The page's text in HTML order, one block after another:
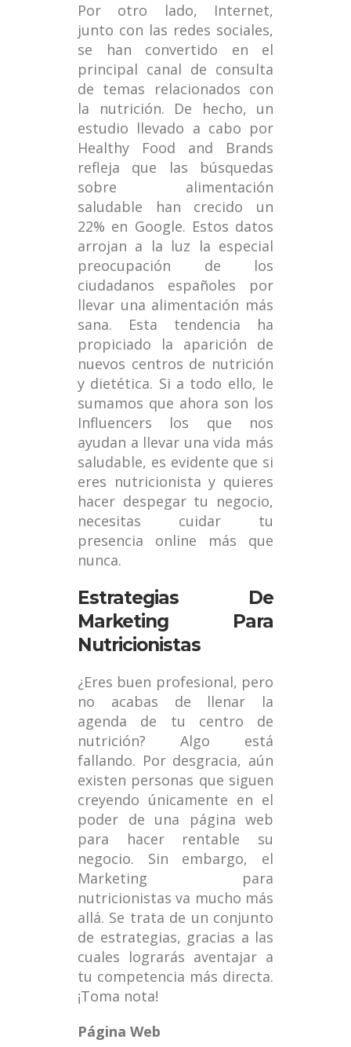
Por otro lado, Internet,
junto con las redes sociales,
se han convertido en el
principal canal de consulta
de temas relacionados con
la nutrición. De hecho, un
estudio llevado a cabo por
Healthy Food and Brands
refleja que las búsquedas
sobre alimentación
saludable han crecido un
22% en Google. Estos datos
arrojan a la luz la especial
preocupación de los
ciudadanos españoles por
llevar una alimentación más
sana. Esta tendencia ha
propiciado la aparición de
nuevos centros de nutrición
y dietética. Si a todo ello, le
sumamos que ahora son los
Influencers los que nos
ayudan a llevar una vida más
saludable, es evidente que si
eres nutricionista y quieres
hacer despegar tu negocio,
necesitas cuidar tu
presencia online más que
nunca.
Estrategias De
Marketing Para
Nutricionistas
¿Eres buen profesional, pero
no acabas de llenar la
agenda de tu centro de
nutrición? Algo está
fallando. Por desgracia, aún
existen personas que siguen
creyendo únicamente en el
poder de una página web
para hacer rentable su
negocio. Sin embargo, el
Marketing para
nutricionistas va mucho más
allá. Se trata de un conjunto
de estrategias, gracias a las
cuales lograrás aventajar a
tu competencia más directa.
¡Toma nota!
Página Web